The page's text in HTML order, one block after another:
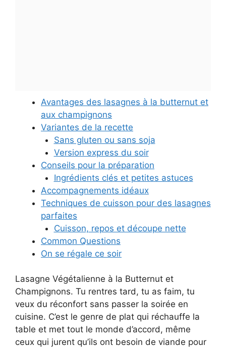
Avantages des lasagnes à la butternut et
aux champignons
Variantes de la recette
Sans gluten ou sans soja
Version express du soir
Conseils pour la préparation
Ingrédients clés et petites astuces
Accompagnements idéaux
Techniques de cuisson pour des lasagnes
parfaites
Cuisson, repos et découpe nette
Common Questions
On se régale ce soir
Lasagne Végétalienne à la Butternut et
Champignons. Tu rentres tard, tu as faim, tu
veux du réconfort sans passer la soirée en
cuisine. C’est le genre de plat qui réchauffe la
table et met tout le monde d’accord, même
ceux qui jurent qu’ils ont besoin de viande pour